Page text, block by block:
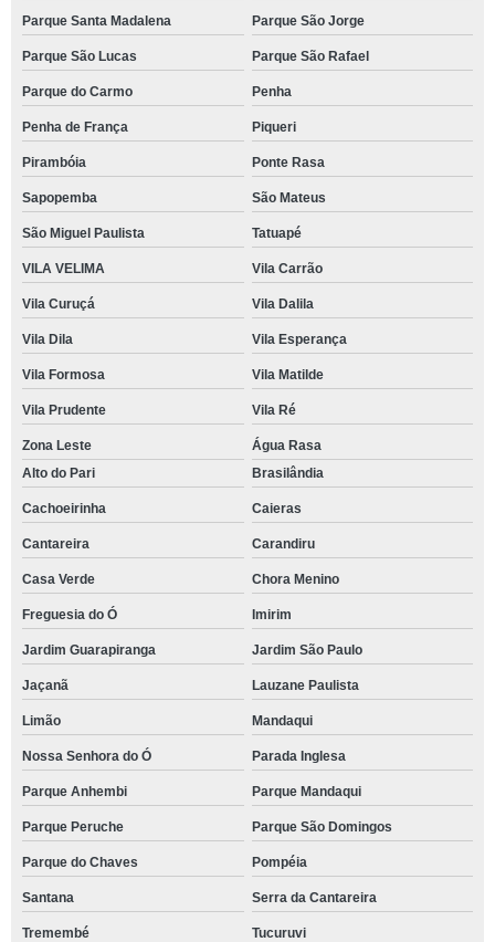
Parque Santa Madalena Parque São Jorge
Parque São Lucas Parque São Rafael
Parque do Carmo Penha
Penha de França Piqueri
Pirambóia Ponte Rasa
Sapopemba São Mateus
São Miguel Paulista Tatuapé
VILA VELIMA Vila Carrão
Vila Curuçá Vila Dalila
Vila Dila Vila Esperança
Vila Formosa Vila Matilde
Vila Prudente Vila Ré
Zona Leste
Água Rasa
Alto do Pari
Brasilândia
Cachoeirinha Caieras
Cantareira Carandiru
Casa Verde Chora Menino
Freguesia do Ó Imirim
Jardim Guarapiranga Jardim São Paulo
Jaçanã Lauzane Paulista
Limão Mandaqui
Nossa Senhora do Ó Parada Inglesa
Parque Anhembi Parque Mandaqui
Parque Peruche Parque São Domingos
Parque do Chaves Pompéia
Santana Serra da Cantareira
Tremembé Tucuruvi